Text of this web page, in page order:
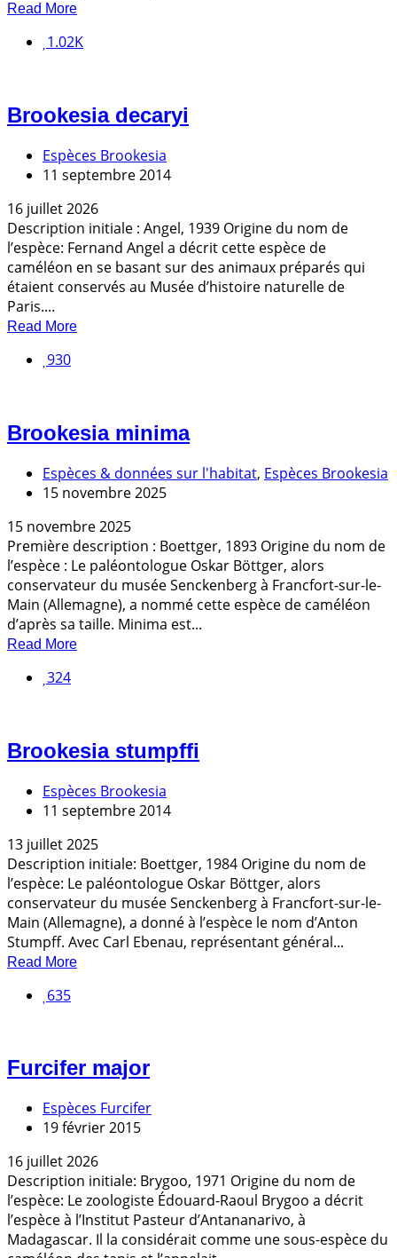
Read More
1.02K
Brookesia decaryi
Espèces Brookesia
11 septembre 2014
16 juillet 2026
Description initiale : Angel, 1939 Origine du nom de
l’espèce: Fernand Angel a décrit cette espèce de
caméléon en se basant sur des animaux préparés qui
étaient conservés au Musée d’histoire naturelle de
Paris....
Read More
930
Brookesia minima
Espèces & données sur l'habitat, Espèces Brookesia
15 novembre 2025
15 novembre 2025
Première description : Boettger, 1893 Origine du nom de
l’espèce : Le paléontologue Oskar Böttger, alors
conservateur du musée Senckenberg à Francfort-sur-le-
Main (Allemagne), a nommé cette espèce de caméléon
d’après sa taille. Minima est...
Read More
324
Brookesia stumpffi
Espèces Brookesia
11 septembre 2014
13 juillet 2025
Description initiale: Boettger, 1984 Origine du nom de
l’espèce: Le paléontologue Oskar Böttger, alors
conservateur du musée Senckenberg à Francfort-sur-le-
Main (Allemagne), a donné à l’espèce le nom d’Anton
Stumpff. Avec Carl Ebenau, représentant général...
Read More
635
Furcifer major
Espèces Furcifer
19 février 2015
16 juillet 2026
Description initiale: Brygoo, 1971 Origine du nom de
l’espèce: Le zoologiste Édouard-Raoul Brygoo a décrit
l’espèce à l’Institut Pasteur d’Antananarivo, à
Madagascar. Il la considérait comme une sous-espèce du